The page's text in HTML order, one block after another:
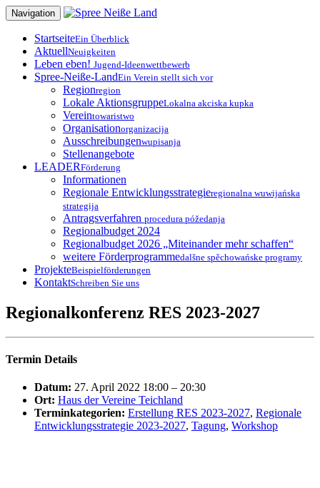
Zum
Inhalt
springen
Navigation
StartseiteEin Überblick
AktuellNeuigkeiten
Leben eben! Jugend-Ideenwettbewerb
Spree-Neiße-LandEin Verein stellt sich vor
Regionregion
Lokale AktionsgruppeLokalna akciska kupka
Vereintowaristwo
Organisationorganizacija
Ausschreibungenwupisanja
Stellenangebote
LEADERFörderung
Informationen
Regionale Entwicklungsstrategieregionalna wuwijańska
strategija
Antragsverfahren procedura póžedanja
Regionalbudget 2024
Regionalbudget 2026 „Miteinander mehr schaffen“
weitere Förderprogrammedalšne spěchowańske programy
ProjekteBeispielförderungen
KontaktSchreiben Sie uns
Regionalkonferenz RES 2023-2027
Termin Details
Datum: 27. April 2022 18:00 – 20:30
Ort: Haus der Vereine Teichland
Terminkategorien: Erstellung RES 2023-2027, Regionale
Entwicklungsstrategie 2023-2027, Tagung, Workshop